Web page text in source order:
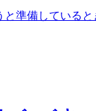
準備している